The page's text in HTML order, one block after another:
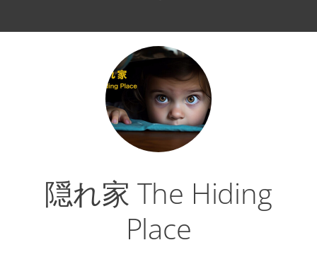
隠れ家 The Hiding
Place